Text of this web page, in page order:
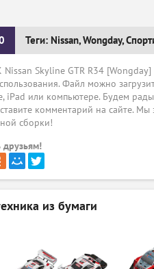
Теги: Nissan,Wongday,
Skyline GTR R34 [Wongday]
Файл можно
iPad или компьютере. Будем
комментарий на сайте. Мы
сборки!
друзьям!
из бумаги